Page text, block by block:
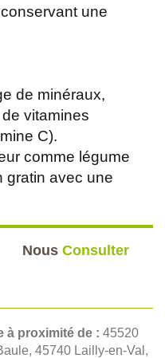
une
de minéraux,
vitamines
C).
comme légume
gratin avec une
Nous Consulter
à proximité de : 45520
45740 Lailly-en-Val,